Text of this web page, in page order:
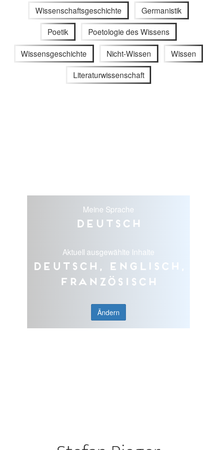
Wissenschaftsgeschichte Germanistik
Poetik Poetologie des Wissens
Wissensgeschichte Nicht-Wissen Wissen
Literaturwissenschaft
Meine Sprache
Deutsch
Aktuell ausgewählte Inhalte
Deutsch, Englisch,
Französisch
Ändern